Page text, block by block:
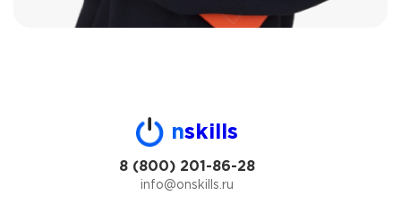
nskills
8 (800) 201-86-28
info@onskills.ru